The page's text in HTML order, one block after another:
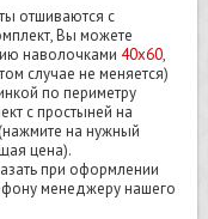
отшиваются с
Вы можете
наволочками 40х60,
случае не меняется)
по периметру
с простыней на
на нужный
цена).
при оформлении
менеджеру нашего